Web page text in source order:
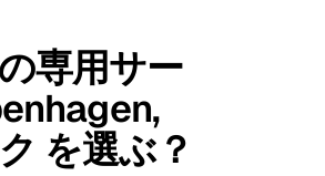
専用サー
を選ぶ？